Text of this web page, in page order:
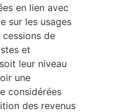
en lien avec
sur les usages
de
et
leur niveau
une
considérées
des revenus